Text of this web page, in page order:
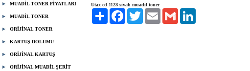
MUADİL TONER FİYATLARI
MUADİL TONER
ORİJİNAL TONER
KARTUŞ DOLUMU
ORİJİNAL KARTUŞ
ORİJİNAL MUADİL ŞERİT
Utax cd 1128 siyah muadil toner
Paylaş FacebookTwitter Email Gmail